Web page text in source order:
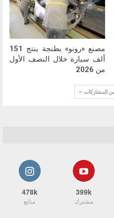
مصنع «رونو» بطنجة ينتج 151
ألف سيارة خلال النصف الأول
من 2026
المشاركات
399k
مشترك
478k
متابع